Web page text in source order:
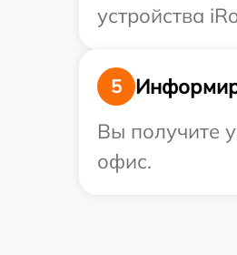
устройства
5
Вы получите
офис.